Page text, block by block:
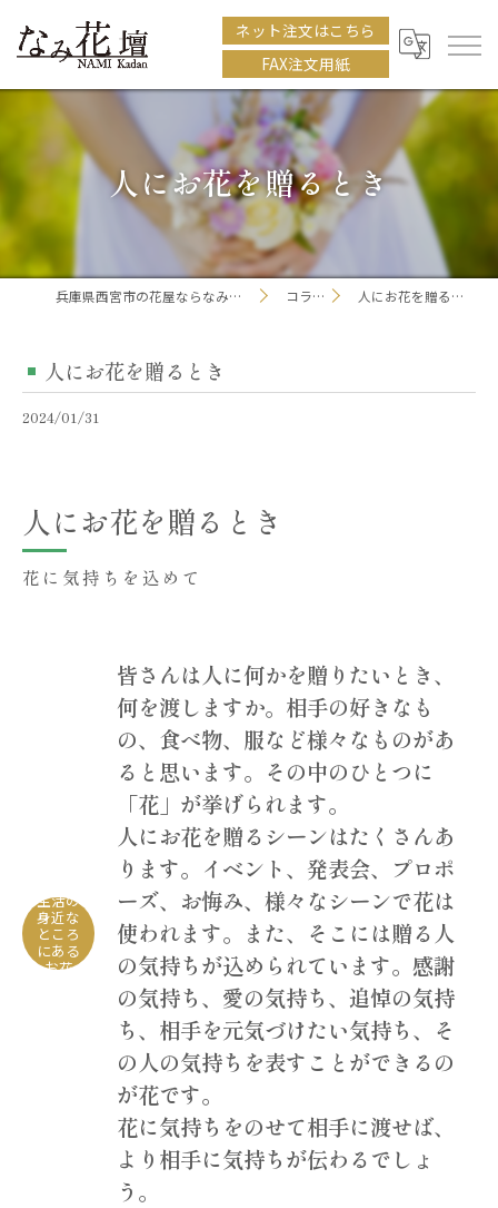
ネット注文はこちら
FAX注文用紙
人にお花を贈るとき
兵庫県西宮市の花屋ならなみ花壇 コラム 人にお花を贈るとき
人にお花を贈るとき
2024/01/31
人にお花を贈るとき
花に気持ちを込めて
皆さんは人に何かを贈りたいとき、
何を渡しますか。相手の好きなも
の、食べ物、服など様々なものがあ
ると思います。その中のひとつに
「花」が挙げられます。
人にお花を贈るシーンはたくさんあ
ります。イベント、発表会、プロポ
ーズ、お悔み、様々なシーンで花は
使われます。また、そこには贈る人
の気持ちが込められています。感謝
の気持ち、愛の気持ち、追悼の気持
ち、相手を元気づけたい気持ち、そ
の人の気持ちを表すことができるの
が花です。
花に気持ちをのせて相手に渡せば、
より相手に気持ちが伝わるでしょ
う。
生活の
身近な
ところ
にある
お花